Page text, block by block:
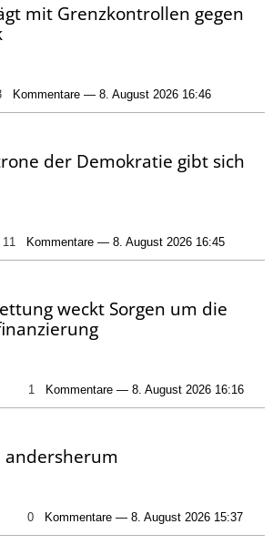
mit Grenzkontrollen gegen
Kommentare — 8. August 2026 16:46
der Demokratie gibt sich
11 Kommentare — 8. August 2026 16:45
weckt Sorgen um die
1 Kommentare — 8. August 2026 16:16
0 Kommentare — 8. August 2026 15:37